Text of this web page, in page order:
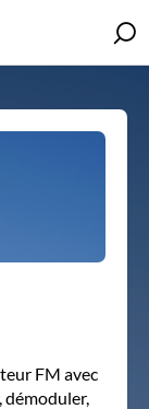
FM avec
démoduler,